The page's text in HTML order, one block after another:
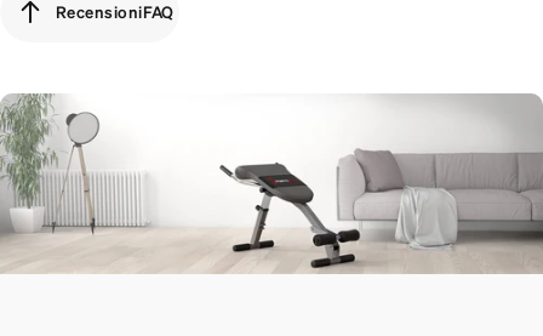
RecensioniFAQ